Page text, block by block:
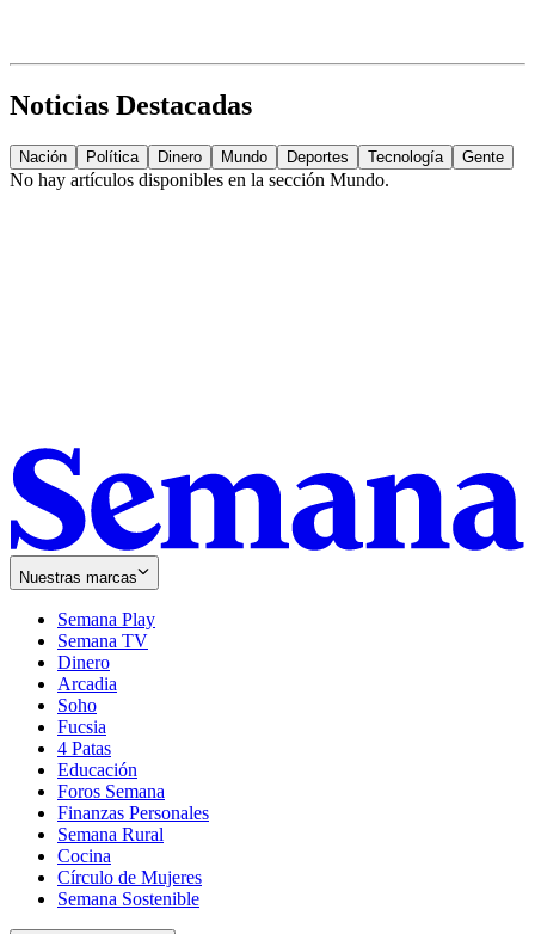
Noticias Destacadas
Nación Política Dinero Mundo Deportes Tecnología Gente
No hay artículos disponibles en la sección Mundo.
Nuestras marcas
Semana Play
Semana TV
Dinero
Arcadia
Soho
in
new
window
Fucsia
in
new
window
4 Patas
Educación
Foros Semana
Finanzas Personales
Semana Rural
Cocina
Círculo de Mujeres
Semana Sostenible